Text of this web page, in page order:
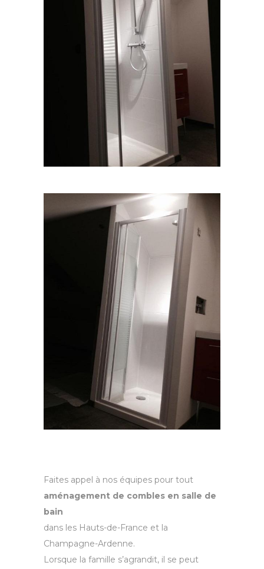
Faites appel à nos équipes pour tout
aménagement de combles en salle de
bain
dans les Hauts-de-France et la
Champagne-Ardenne.
Lorsque la famille s’agrandit, il se peut